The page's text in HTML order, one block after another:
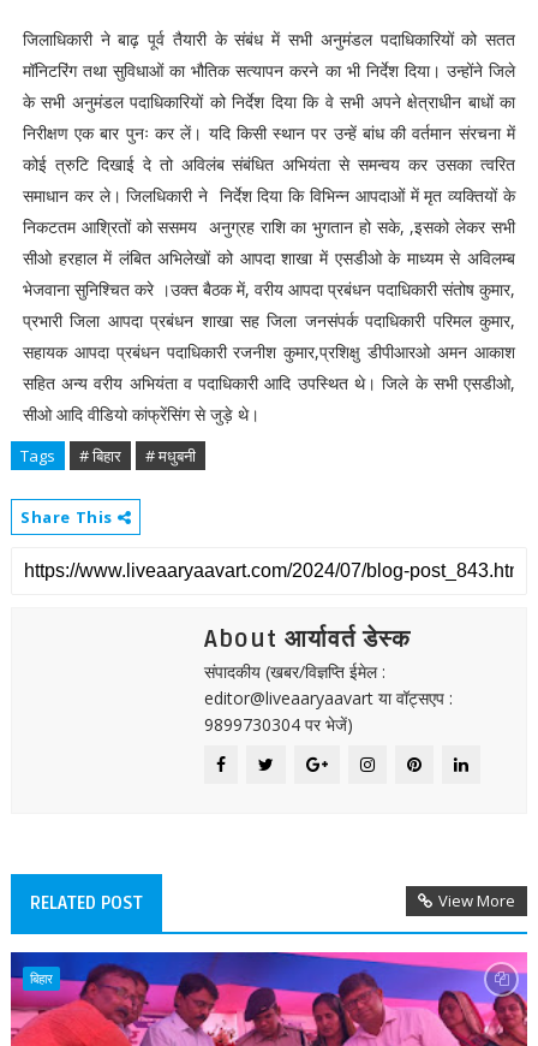
जिलाधिकारी ने बाढ़ पूर्व तैयारी के संबंध में सभी अनुमंडल पदाधिकारियों को सतत
मॉनिटरिंग तथा सुविधाओं का भौतिक सत्यापन करने का भी निर्देश दिया। उन्होंने जिले
के सभी अनुमंडल पदाधिकारियों को निर्देश दिया कि वे सभी अपने क्षेत्राधीन बाधों का
निरीक्षण एक बार पुनः कर लें। यदि किसी स्थान पर उन्हें बांध की वर्तमान संरचना में
कोई त्रुटि दिखाई दे तो अविलंब संबंधित अभियंता से समन्वय कर उसका त्वरित
समाधान कर ले। जिलधिकारी ने निर्देश दिया कि विभिन्न आपदाओं में मृत व्यक्तियों के
निकटतम आश्रितों को ससमय अनुग्रह राशि का भुगतान हो सके, ,इसको लेकर सभी
सीओ हरहाल में लंबित अभिलेखों को आपदा शाखा में एसडीओ के माध्यम से अविलम्ब
भेजवाना सुनिश्चित करे ।उक्त बैठक में, वरीय आपदा प्रबंधन पदाधिकारी संतोष कुमार,
प्रभारी जिला आपदा प्रबंधन शाखा सह जिला जनसंपर्क पदाधिकारी परिमल कुमार,
सहायक आपदा प्रबंधन पदाधिकारी रजनीश कुमार,प्रशिक्षु डीपीआरओ अमन आकाश
सहित अन्य वरीय अभियंता व पदाधिकारी आदि उपस्थित थे। जिले के सभी एसडीओ,
सीओ आदि वीडियो कांफ्रेंसिंग से जुड़े थे।
Tags # बिहार # मधुबनी
Share This
About आर्यावर्त डेस्क
संपादकीय (खबर/विज्ञप्ति ईमेल :
editor@liveaaryaavart या वॉट्सएप :
9899730304 पर भेजें)
RELATED POST View More
बिहार